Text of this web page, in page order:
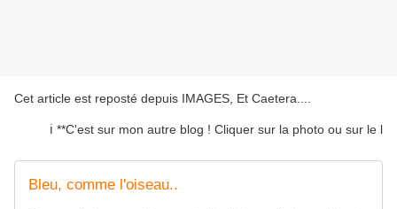
Cet article est reposté depuis IMAGES, Et Caetera...
ℹ️ **C'est sur mon autre blog ! Cliquer sur la photo ou sur le
Bleu, comme l'oiseau..